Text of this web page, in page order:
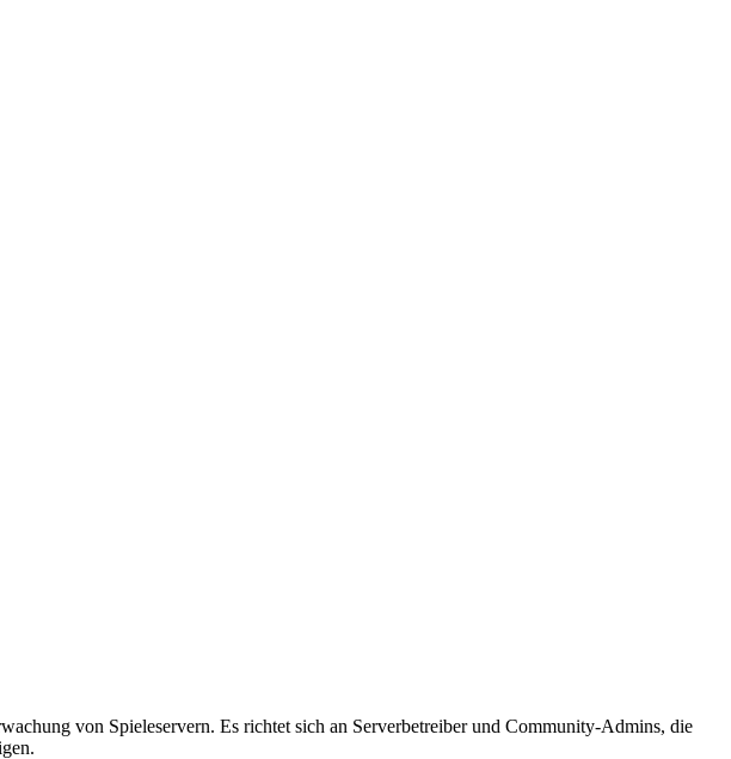
von Spieleservern. Es richtet sich an Serverbetreiber und Community-Admins, die